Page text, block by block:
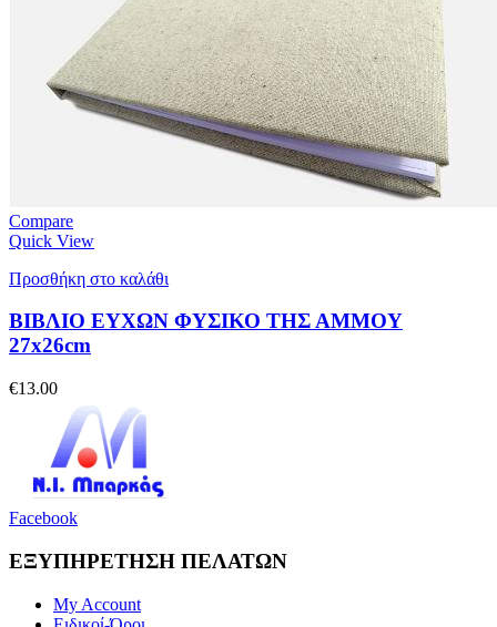
Compare
Quick View
Προσθήκη στο καλάθι
ΒΙΒΛΙΟ ΕΥΧΩΝ ΦΥΣΙΚΟ ΤΗΣ ΑΜΜΟΥ
27x26cm
€13.00
Facebook
ΕΞΥΠΗΡΕΤΗΣΗ ΠΕΛΑΤΩΝ
My Account